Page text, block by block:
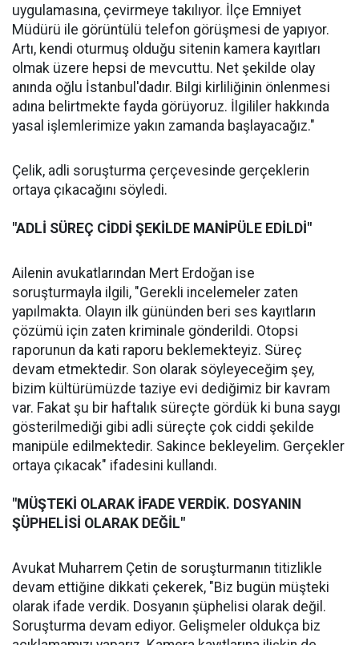
uygulamasına, çevirmeye takılıyor. İlçe Emniyet
Müdürü ile görüntülü telefon görüşmesi de yapıyor.
Artı, kendi oturmuş olduğu sitenin kamera kayıtları
olmak üzere hepsi de mevcuttu. Net şekilde olay
anında oğlu İstanbul'dadır. Bilgi kirliliğinin önlenmesi
adına belirtmekte fayda görüyoruz. İlgililer hakkında
yasal işlemlerimize yakın zamanda başlayacağız."
Çelik, adli soruşturma çerçevesinde gerçeklerin
ortaya çıkacağını söyledi.
"ADLİ SÜREÇ CİDDİ ŞEKİLDE MANİPÜLE EDİLDİ"
Ailenin avukatlarından Mert Erdoğan ise
soruşturmayla ilgili, "Gerekli incelemeler zaten
yapılmakta. Olayın ilk gününden beri ses kayıtların
çözümü için zaten kriminale gönderildi. Otopsi
raporunun da kati raporu beklemekteyiz. Süreç
devam etmektedir. Son olarak söyleyeceğim şey,
bizim kültürümüzde taziye evi dediğimiz bir kavram
var. Fakat şu bir haftalık süreçte gördük ki buna saygı
gösterilmediği gibi adli süreçte çok ciddi şekilde
manipüle edilmektedir. Sakince bekleyelim. Gerçekler
ortaya çıkacak" ifadesini kullandı.
"MÜŞTEKİ OLARAK İFADE VERDİK. DOSYANIN
ŞÜPHELİSİ OLARAK DEĞİL"
Avukat Muharrem Çetin de soruşturmanın titizlikle
devam ettiğine dikkati çekerek, "Biz bugün müşteki
olarak ifade verdik. Dosyanın şüphelisi olarak değil.
Soruşturma devam ediyor. Gelişmeler oldukça biz